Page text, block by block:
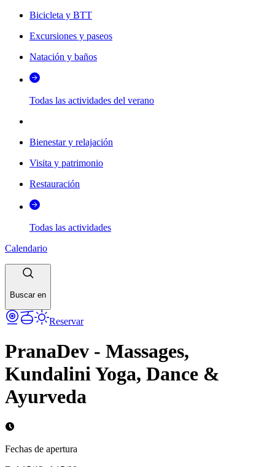
Bicicleta y BTT
Excursiones y paseos
Natación y baños
Todas las actividades del verano
Bienestar y relajación
Visita y patrimonio
Restauración
Todas las actividades
Calendario
Buscar en
Reservar
PranaDev - Massages,
Kundalini Yoga, Dance &
Ayurveda
Fechas de apertura